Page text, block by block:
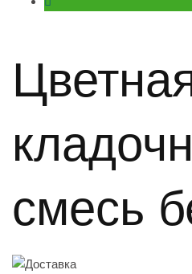
смесь